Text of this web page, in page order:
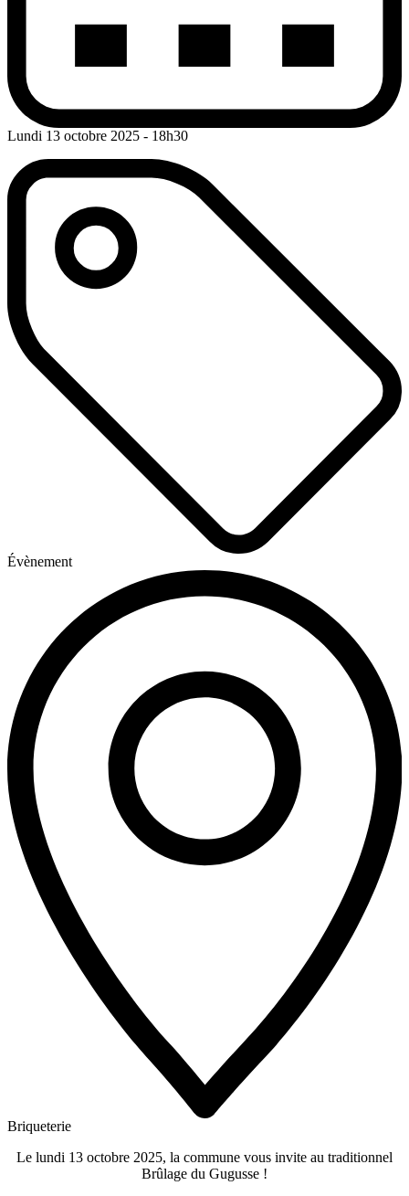
Lundi 13 octobre 2025 - 18h30
Évènement
Briqueterie
Le lundi 13 octobre 2025, la commune vous invite au traditionnel
Brûlage du Gugusse !